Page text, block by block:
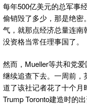
每年500亿美元的总军事
偷销毁了多少，那是绝密
气，就那点经济总量连
没资格当常任理事国了。
然而，Mueller等共和党
继续追查下去。一周前，
道了该社记者花了十个月
Trump Toronto建造时的